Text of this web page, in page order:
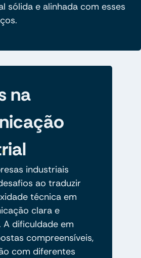
sólida e alinhada com esses
na
industriais
ao traduzir
técnica em
clara e
dificuldade em
compreensíveis,
com diferentes